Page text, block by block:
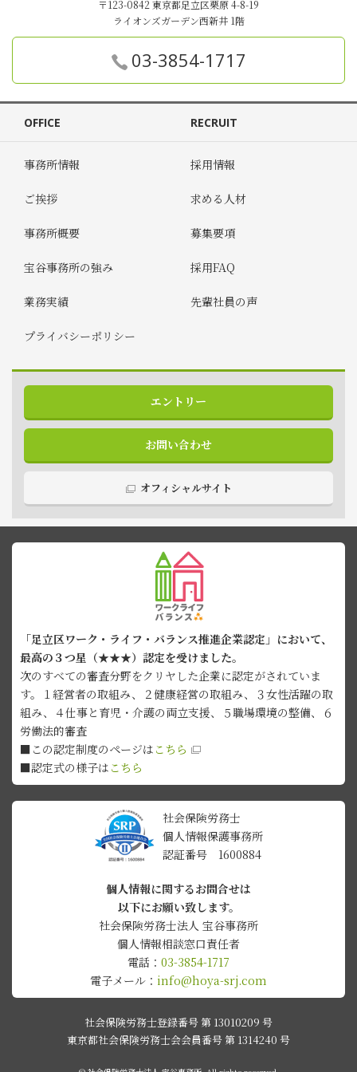
〒123-0842 東京都足立区栗原 4-8-19
ライオンズガーデン西新井 1階
03-3854-1717
OFFICE
事務所情報
ご挨拶
事務所概要
宝谷事務所の強み
業務実績
プライバシーポリシー
RECRUIT
採用情報
求める人材
募集要項
採用FAQ
先輩社員の声
エントリー
お問い合わせ
オフィシャルサイト
「足立区ワーク・ライフ・バランス推進企業認定」において、
最高の３つ星（★★★）認定を受けました。
次のすべての審査分野をクリヤした企業に認定がされていま
す。１経営者の取組み、２健康経営の取組み、３女性活躍の取
組み、４仕事と育児・介護の両立支援、５職場環境の整備、６
労働法的審査
■この認定制度のページは こちら
■認定式の様子は こちら
社会保険労務士
個人情報保護事務所
認証番号 1600884
個人情報に関するお問合せは
以下にお願い致します。
社会保険労務士法人 宝谷事務所
個人情報相談窓口責任者
電話： 03-3854-1717
電子メール： info@hoya-srj.com
社会保険労務士登録番号 第 13010209 号
東京都社会保険労務士会会員番号 第 1314240 号